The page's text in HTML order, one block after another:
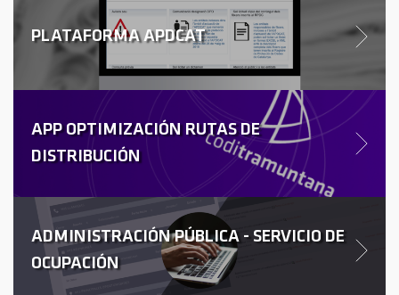
PLATAFORMA APDCAT
APP OPTIMIZACIÓN RUTAS DE
DISTRIBUCIÓN
ADMINISTRACIÓN PÚBLICA - SERVICIO DE
OCUPACIÓN